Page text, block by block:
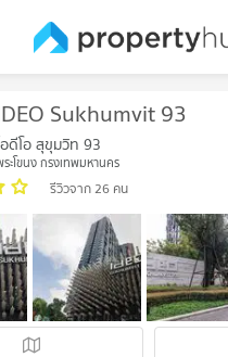
Sukhumvit 93
ดีโอ สุขุมวิท 93
ะโขนง กรุงเทพมหานคร
รีวิวจาก 26 คน